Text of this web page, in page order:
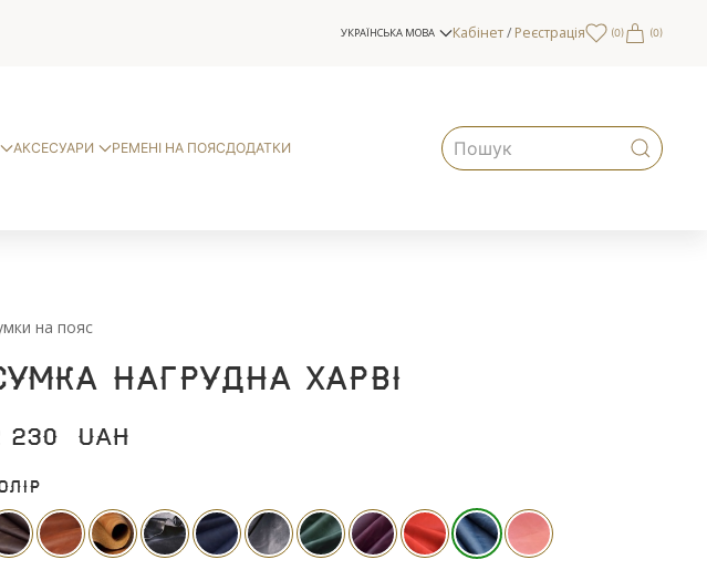
УКРАЇНСЬКА МОВА Кабінет/Реєстрація (0) (0)
АКСЕСУАРИ РЕМЕНІ НА ПОЯСДОДАТКИ
на пояс
нагрудна Харві
230 UAH